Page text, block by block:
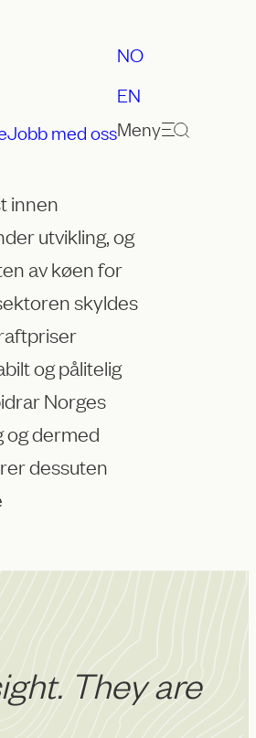
Jobb med oss
NO
EN
Meny
innen
utvikling, og
av køen for
skyldes
og pålitelig
Norges
og dermed
dessuten
They are